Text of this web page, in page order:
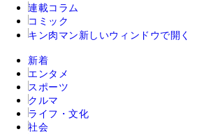
連載コラム
コミック
キン肉マン 新しいウィンドウで開く
新着
エンタメ
スポーツ
クルマ
ライフ・文化
社会